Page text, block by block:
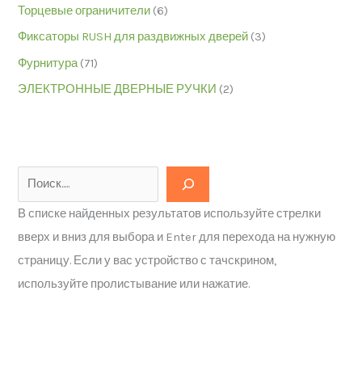
Торцевые ограничители (6)
Фиксаторы RUSH для раздвижных дверей (3)
Фурнитура (71)
ЭЛЕКТРОННЫЕ ДВЕРНЫЕ РУЧКИ (2)
В списке найденных результатов используйте стрелки
вверх и вниз для выбора и Enter для перехода на нужную
страницу. Если у вас устройство с тачскрином,
используйте пролистывание или нажатие.